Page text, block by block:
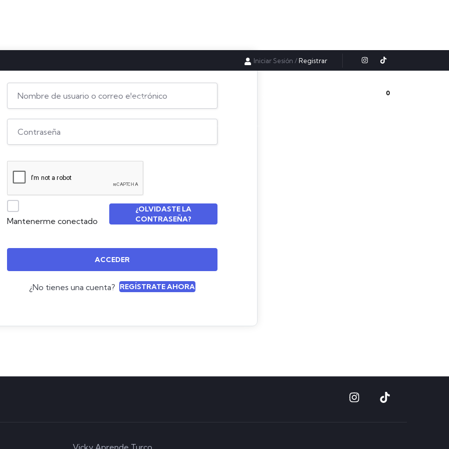
Iniciar Sesión /Registrar
Inicio Sobre mi
0
Mantenerme conectado
¿OLVIDASTE LA
CONTRASEÑA?
ACCEDER
¿No tienes una cuenta? REGÍSTRATE AHORA
Vicky Aprende Turco